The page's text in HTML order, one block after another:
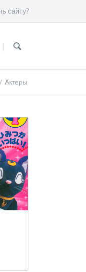
сайту?
"Сейлор Мун"?
Актеры